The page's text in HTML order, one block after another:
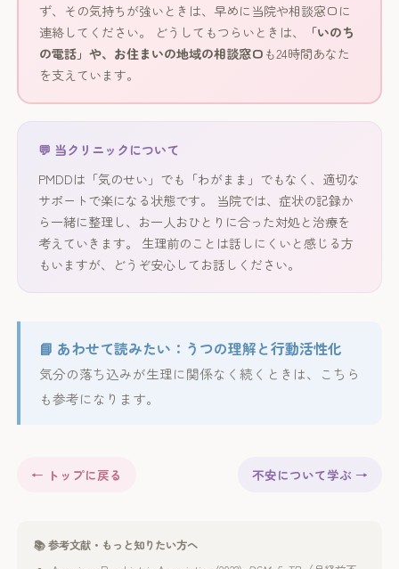
ず、その気持ちが強いときは、早めに当院や相談窓口に
連絡してください。 どうしてもつらいときは、
「いのち
の電話」や、お住まいの地域の相談窓口 も24時間あなた
を支えています。
💬 当クリニックについて
PMDDは「気のせい」でも「わがまま」でもなく、適切な
サポートで楽になる状態です。 当院では、症状の記録か
ら一緒に整理し、お一人おひとりに合った対処と治療を
考えていきます。 生理前のことは話しにくいと感じる方
もいますが、どうぞ安心してお話しください。
📘 あわせて読みたい：うつの理解と行動活性化
気分の落ち込みが生理に関係なく続くときは、こちら
も参考になります。
← トップに戻る 不安について学ぶ →
📚 参考文献・もっと知りたい方へ